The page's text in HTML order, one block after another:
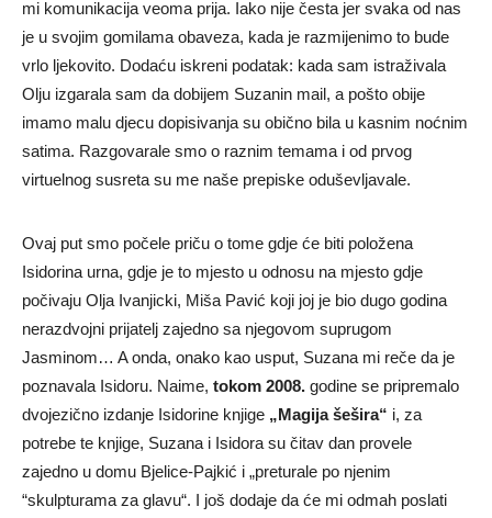
mi komunikacija veoma prija. Iako nije česta jer svaka od nas
je u svojim gomilama obaveza, kada je razmijenimo to bude
vrlo ljekovito. Dodaću iskreni podatak: kada sam istraživala
Olju izgarala sam da dobijem Suzanin mail, a pošto obije
imamo malu djecu dopisivanja su obično bila u kasnim noćnim
satima. Razgovarale smo o raznim temama i od prvog
virtuelnog susreta su me naše prepiske oduševljavale.
Ovaj put smo počele priču o tome gdje će biti položena
Isidorina urna, gdje je to mjesto u odnosu na mjesto gdje
počivaju Olja Ivanjicki, Miša Pavić koji joj je bio dugo godina
nerazdvojni prijatelj zajedno sa njegovom suprugom
Jasminom… A onda, onako kao usput, Suzana mi reče da je
poznavala Isidoru. Naime, tokom 2008. godine se pripremalo
dvojezično izdanje Isidorine knjige „Magija šešira“ i, za
potrebe te knjige, Suzana i Isidora su čitav dan provele
zajedno u domu Bjelice-Pajkić i „preturale po njenim
“skulpturama za glavu“. I još dodaje da će mi odmah poslati